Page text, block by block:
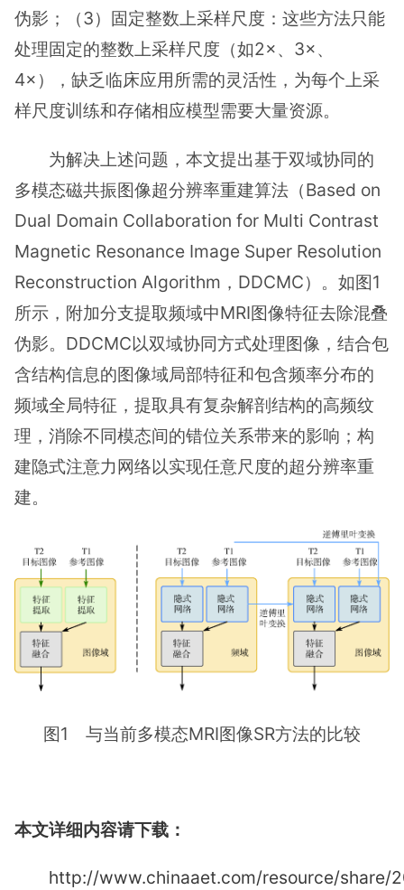
伪影；（3）固定整数上采样尺度：这些方法只能
处理固定的整数上采样尺度（如2×、3×、
4×），缺乏临床应用所需的灵活性，为每个上采
样尺度训练和存储相应模型需要大量资源。
为解决上述问题，本文提出基于双域协同的
多模态磁共振图像超分辨率重建算法（Based on
Dual Domain Collaboration for Multi Contrast
Magnetic Resonance Image Super Resolution
Reconstruction Algorithm，DDCMC）。如图1
所示，附加分支提取频域中MRI图像特征去除混叠
伪影。DDCMC以双域协同方式处理图像，结合包
含结构信息的图像域局部特征和包含频率分布的
频域全局特征，提取具有复杂解剖结构的高频纹
理，消除不同模态间的错位关系带来的影响；构
建隐式注意力网络以实现任意尺度的超分辨率重
建。
图1 与当前多模态MRI图像SR方法的比较
本文详细内容请下载：
http://www.chinaaet.com/resource/share/